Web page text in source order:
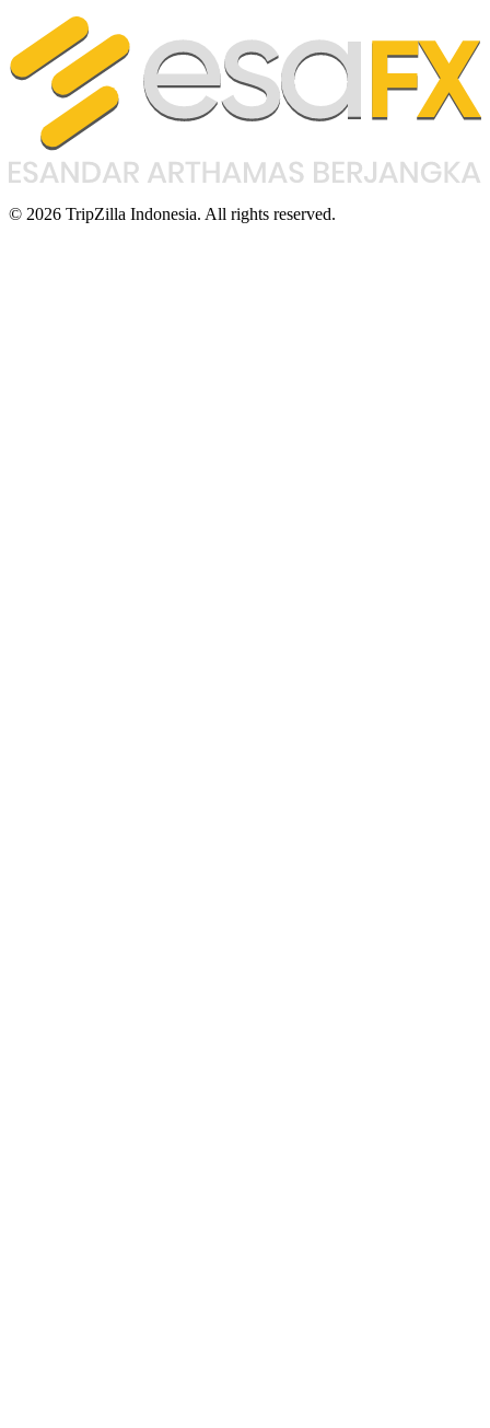
© 2026 TripZilla Indonesia. All rights reserved.